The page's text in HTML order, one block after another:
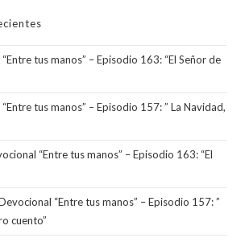
tus manos” – Episodio 163: “El Señor de
tus manos” – Episodio 157: ” La Navidad,
“Entre tus manos” – Episodio 163: “El
“Entre tus manos” – Episodio 157: ”
cuento”